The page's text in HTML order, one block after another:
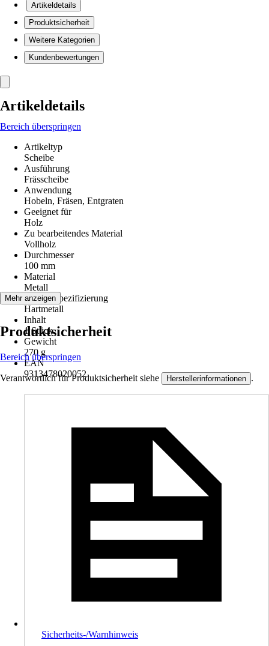
Artikeldetails
Produktsicherheit
Weitere Kategorien
Kundenbewertungen
Artikeldetails
Bereich überspringen
Artikeltyp
Scheibe
Ausführung
Frässcheibe
Anwendung
Hobeln, Fräsen, Entgraten
Geeignet für
Holz
Zu bearbeitendes Material
Vollholz
Durchmesser
100 mm
Material
Metall
Materialspezifizierung
Hartmetall
Inhalt
1 Stück
Gewicht
270 g
EAN
9313478020052
Mehr anzeigen
Produktsicherheit
Bereich überspringen
Verantwortlich für Produktsicherheit siehe Herstellerinformationen .
Sicherheits-/Warnhinweis